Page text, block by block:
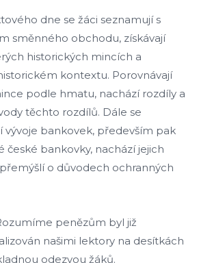
dne se žáci seznamují s
směnného obchodu, získávají
historických mincích a
kontextu. Porovnávají
podle hmatu, nachází rozdíly a
těchto rozdílů. Dále se
vývoje bankovek, především pak
české bankovky, nachází jejich
o důvodech ochranných
penězům byl již
našimi lektory na desítkách
odezvou žáků.